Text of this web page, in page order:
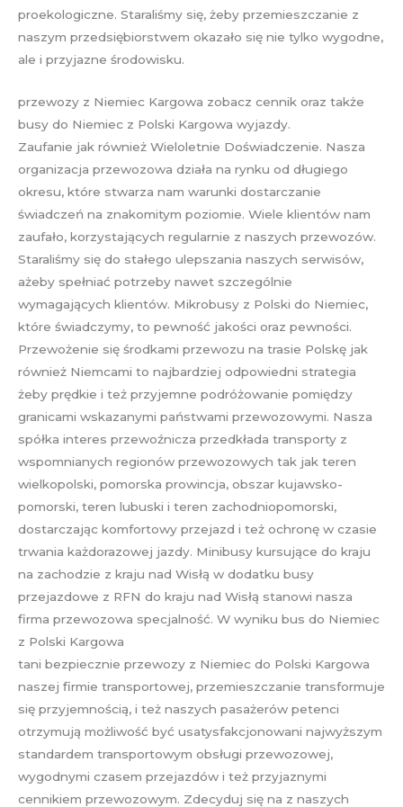
proekologiczne. Staraliśmy się, żeby przemieszczanie z
naszym przedsiębiorstwem okazało się nie tylko wygodne,
ale i przyjazne środowisku.
przewozy z Niemiec Kargowa zobacz cennik oraz także
busy do Niemiec z Polski Kargowa wyjazdy.
Zaufanie jak również Wieloletnie Doświadczenie. Nasza
organizacja przewozowa działa na rynku od długiego
okresu, które stwarza nam warunki dostarczanie
świadczeń na znakomitym poziomie. Wiele klientów nam
zaufało, korzystających regularnie z naszych przewozów.
Staraliśmy się do stałego ulepszania naszych serwisów,
ażeby spełniać potrzeby nawet szczególnie
wymagających klientów. Mikrobusy z Polski do Niemiec,
które świadczymy, to pewność jakości oraz pewności.
Przewożenie się środkami przewozu na trasie Polskę jak
również Niemcami to najbardziej odpowiedni strategia
żeby prędkie i też przyjemne podróżowanie pomiędzy
granicami wskazanymi państwami przewozowymi. Nasza
spółka interes przewoźnicza przedkłada transporty z
wspomnianych regionów przewozowych tak jak teren
wielkopolski, pomorska prowincja, obszar kujawsko-
pomorski, teren lubuski i teren zachodniopomorski,
dostarczając komfortowy przejazd i też ochronę w czasie
trwania każdorazowej jazdy. Minibusy kursujące do kraju
na zachodzie z kraju nad Wisłą w dodatku busy
przejazdowe z RFN do kraju nad Wisłą stanowi nasza
firma przewozowa specjalność. W wyniku bus do Niemiec
z Polski Kargowa
tani bezpiecznie przewozy z Niemiec do Polski Kargowa
naszej firmie transportowej, przemieszczanie transformuje
się przyjemnością, i też naszych pasażerów petenci
otrzymują możliwość być usatysfakcjonowani najwyższym
standardem transportowym obsługi przewozowej,
wygodnymi czasem przejazdów i też przyjaznymi
cennikiem przewozowym. Zdecyduj się na z naszych